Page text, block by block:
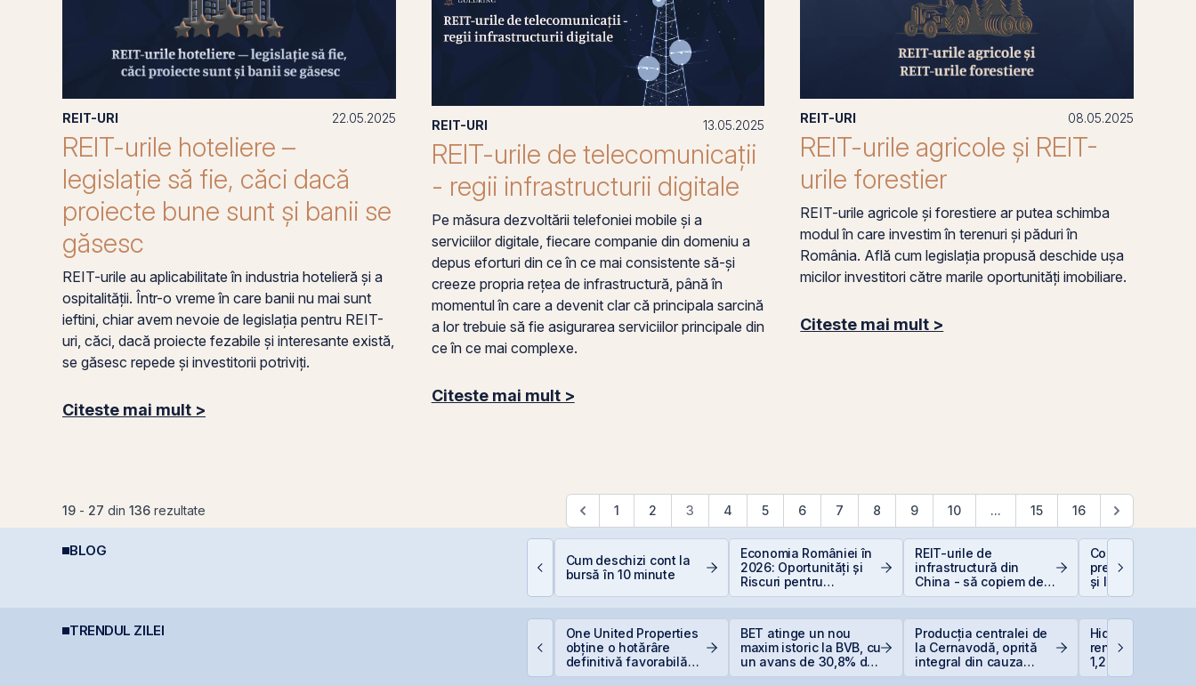
REIT-URI 22.05.2025
REIT-urile hoteliere –
legislație să fie, căci dacă
proiecte bune sunt și banii se
găsesc
REIT-urile au aplicabilitate în industria hotelieră și a
ospitalității. Într-o vreme în care banii nu mai sunt
ieftini, chiar avem nevoie de legislația pentru REIT-
uri, căci, dacă proiecte fezabile și interesante există,
se găsesc repede și investitorii potriviți.
Citeste mai mult >
REIT-URI 13.05.2025
REIT-urile de telecomunicații
- regii infrastructurii digitale
Pe măsura dezvoltării telefoniei mobile și a
serviciilor digitale, fiecare companie din domeniu a
depus eforturi din ce în ce mai consistente să-și
creeze propria rețea de infrastructură, până în
momentul în care a devenit clar că principala sarcină
a lor trebuie să fie asigurarea serviciilor principale din
ce în ce mai complexe.
Citeste mai mult >
REIT-URI 08.05.2025
REIT-urile agricole și REIT-
urile forestier
REIT-urile agricole și forestiere ar putea schimba
modul în care investim în terenuri și păduri în
România. Află cum legislația propusă deschide ușa
micilor investitori către marile oportunități imobiliare.
Citeste mai mult >
19 - 27 din 136 rezultate 1 2 3 4 5 6 7 8 9 10 ... 15 16
BLOG
Investiții la 50+ ani:
Cum deschizi cont la
bursă în 10 minute
Economia României în
2026: Oportunități și
Riscuri pentru
Investitori
REIT-urile de
infrastructură din
China - să copiem de
la cel ce copiază?!
Contakt
pregătirea pentru
și listarea pe
AeRO a BVB
TRENDUL ZILEI
România începe
One United Properties
obține o hotărâre
definitivă favorabilă
BET atinge un nou
maxim istoric la BVB, cu
un avans de 30,8% de
Producția centralei de
la Cernavodă, oprită
integral din cauza
Hidroelectrica
renunțe la un
1,27 miliarde lei
Siret